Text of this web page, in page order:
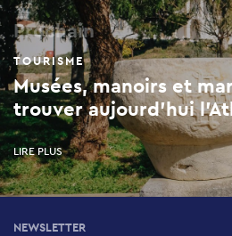
Prochain
TOURISME
Musées, manoirs et
trouver aujourd’hui
LIRE PLUS
NEWSLETTER